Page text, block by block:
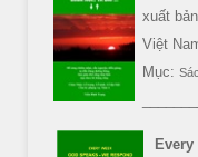
xuất
Việt
Mục:
Every